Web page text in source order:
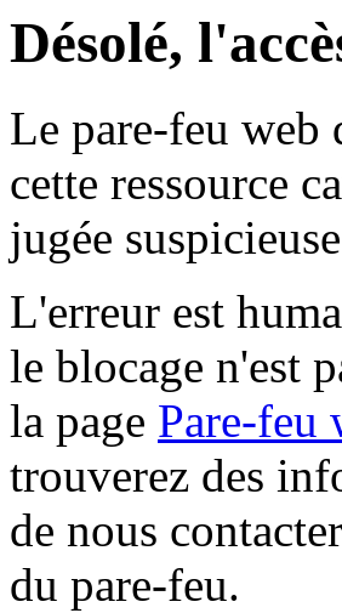
Désolé,
Le pare-feu web
cette ressource
jugée
L'erreur est
le blocage n'est
la page Pare-feu
trouverez des
de nous
du pare-feu.